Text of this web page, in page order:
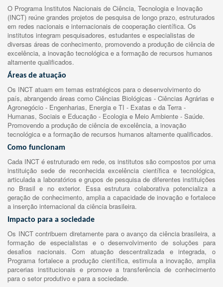
O Programa Institutos Nacionais de Ciência, Tecnologia e Inovação
(INCT) reúne grandes projetos de pesquisa de longo prazo, estruturados
em redes nacionais e internacionais de cooperação científica. Os
institutos integram pesquisadores, estudantes e especialistas de
diversas áreas de conhecimento, promovendo a produção de ciência de
excelência, a inovação tecnológica e a formação de recursos humanos
altamente qualificados.
Áreas de atuação
Os INCT atuam em temas estratégicos para o desenvolvimento do
país, abrangendo áreas como Ciências Biológicas - Ciências Agrárias e
Agronegócio - Engenharias, Energia e TI - Exatas e da Terra -
Humanas, Sociais e Educação - Ecologia e Meio Ambiente - Saúde.
Promovendo a produção de ciência de excelência, a inovação
tecnológica e a formação de recursos humanos altamente qualificados.
Como funcionam
Cada INCT é estruturado em rede, os institutos são compostos por uma
instituição sede de reconhecida excelência científica e tecnológica,
articulada a laboratórios e grupos de pesquisa de diferentes instituições
no Brasil e no exterior. Essa estrutura colaborativa potencializa a
geração de conhecimento, amplia a capacidade de inovação e fortalece
a inserção internacional da ciência brasileira.
Impacto para a sociedade
Os INCT contribuem diretamente para o avanço da ciência brasileira, a
formação de especialistas e o desenvolvimento de soluções para
desafios nacionais. Com atuação descentralizada e integrada, o
Programa fortalece a produção científica, estimula a inovação, amplia
parcerias institucionais e promove a transferência de conhecimento
para o setor produtivo e para a sociedade.